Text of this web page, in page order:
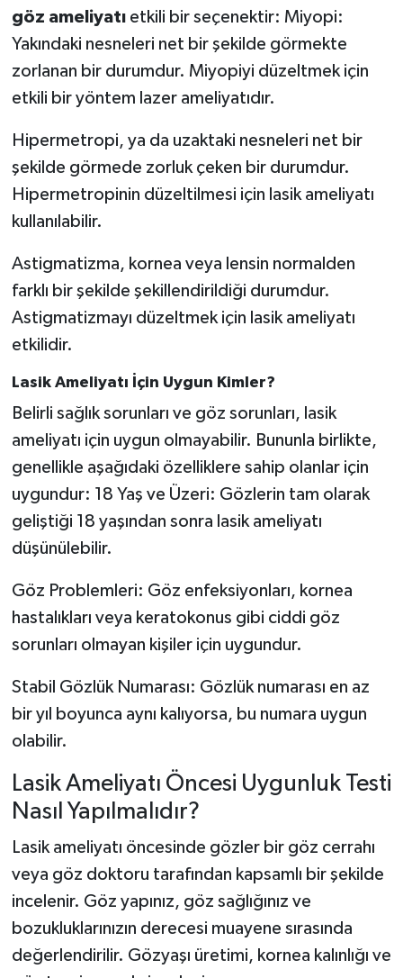
göz ameliyatıetkili bir seçenektir: Miyopi:
Yakındaki nesneleri net bir şekilde görmekte
zorlanan bir durumdur. Miyopiyi düzeltmek için
etkili bir yöntem lazer ameliyatıdır.
Hipermetropi, ya da uzaktaki nesneleri net bir
şekilde görmede zorluk çeken bir durumdur.
Hipermetropinin düzeltilmesi için lasik ameliyatı
kullanılabilir.
Astigmatizma, kornea veya lensin normalden
farklı bir şekilde şekillendirildiği durumdur.
Astigmatizmayı düzeltmek için lasik ameliyatı
etkilidir.
Lasik Ameliyatı İçin Uygun Kimler?
Belirli sağlık sorunları ve göz sorunları, lasik
ameliyatı için uygun olmayabilir. Bununla birlikte,
genellikle aşağıdaki özelliklere sahip olanlar için
uygundur: 18 Yaş ve Üzeri: Gözlerin tam olarak
geliştiği 18 yaşından sonra lasik ameliyatı
düşünülebilir.
Göz Problemleri: Göz enfeksiyonları, kornea
hastalıkları veya keratokonus gibi ciddi göz
sorunları olmayan kişiler için uygundur.
Stabil Gözlük Numarası: Gözlük numarası en az
bir yıl boyunca aynı kalıyorsa, bu numara uygun
olabilir.
Lasik Ameliyatı Öncesi Uygunluk Testi
Nasıl Yapılmalıdır?
Lasik ameliyatı öncesinde gözler bir göz cerrahı
veya göz doktoru tarafından kapsamlı bir şekilde
incelenir. Göz yapınız, göz sağlığınız ve
bozukluklarınızın derecesi muayene sırasında
değerlendirilir. Gözyaşı üretimi, kornea kalınlığı ve